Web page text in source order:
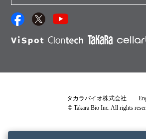
抗体検索サイト
サンプル請求一覧
プロトコール集
説明書・CoA・SDSを探す
タカラバイオ株式会社
© Takara Bio Inc. All rights